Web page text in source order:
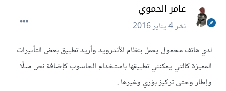
عامر الحموي
نشر4 يناير 2016
لدي هاتف محمول يعمل بنظام الأندرويد وأريد تطبيق بعض التأثيرات
المميزة كالتي يمكنني تطبيقها باستخدام الحاسوب كإضافة نص مثلًا
وإطار وحتى تركيز بؤري وغيرها .